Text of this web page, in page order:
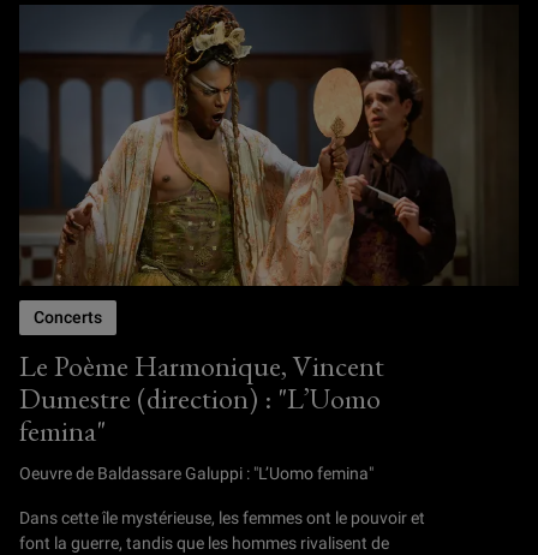
Le Poème Harmonique, Vincent
Dumestre (direction) : "L’Uomo
femina"
Concerts
Oeuvre de Baldassare Galuppi : "L’Uomo femina"
Dans cette île mystérieuse, les femmes ont le pouvoir et
font la guerre, tandis que les hommes rivalisent de